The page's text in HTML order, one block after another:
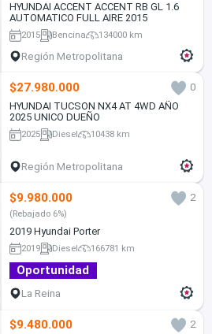
HYUNDAI ACCENT ACCENT RB GL 1.6
AUTOMATICO FULL AIRE 2015
2015 Bencina 134000 km
Región Metropolitana
$27.980.000
0
HYUNDAI TUCSON NX4 AT 4WD AÑO
2025 UNICO DUEÑO
2025 Diesel 10438 km
Región Metropolitana
$9.980.000 2
(Rebajado 6%)
2019 Hyundai Porter
2019 Diesel 166781 km
Oportunidad
La Reina
$9.480.000 2